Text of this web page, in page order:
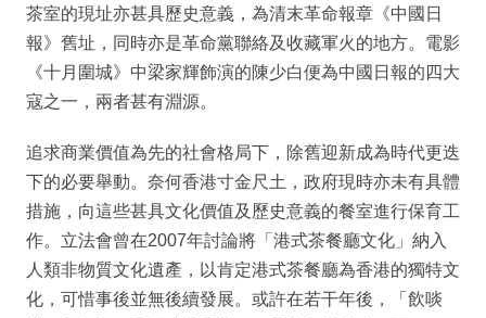
茶室的現址亦甚具歷史意義，為清末革命報章《中國日
報》舊址，同時亦是革命黨聯絡及收藏軍火的地方。電影
《十月圍城》中梁家輝飾演的陳少白便為中國日報的四大
寇之一，兩者甚有淵源。
追求商業價值為先的社會格局下，除舊迎新成為時代更迭
下的必要舉動。奈何香港寸金尺土，政府現時亦未有具體
措施，向這些甚具文化價值及歷史意義的餐室進行保育工
作。立法會曾在2007年討論將「港式茶餐廳文化」納入
人類非物質文化遺產，以肯定港式茶餐廳為香港的獨特文
化，可惜事後並無後續發展。或許在若干年後，「飲啖